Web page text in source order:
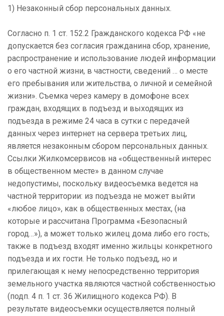
1) Незаконный сбор персональных данных.
Согласно п. 1 ст. 152.2 Гражданского кодекса РФ «не
допускается без согласия гражданина сбор, хранение,
распространение и использование людей информации
о его частной жизни, в частности, сведений … о месте
его пребывания или жительства, о личной и семейной
жизни». Съемка через камеру в домофоне всех
граждан, входящих в подъезд и выходящих из
подъезда в режиме 24 часа в сутки с передачей
данных через интернет на сервера третьих лиц,
является незаконным сбором персональных данных.
Ссылки Жилкомсервисов на «общественный интерес
в общественном месте» в данном случае
недопустимы, поскольку видеосъемка ведется на
частной территории: из подъезда не может выйти
«любое лицо», как в общественных местах, (на
которые и рассчитана Программа «Безопасный
город…»), а может только жилец дома либо его гость;
также в подъезд входят именно жильцы конкретного
подъезда и их гости. Не только подъезд, но и
прилегающая к нему непосредственно территория
земельного участка являются частной собственностью
(подп. 4 п. 1 ст. 36 Жилищного кодекса РФ). В
результате видеосъемки осуществляется полный